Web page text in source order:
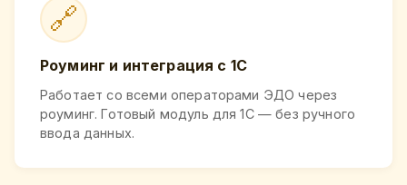
🔗
Роуминг и интеграция с 1С
Работает со всеми операторами ЭДО через
роуминг. Готовый модуль для 1С — без ручного
ввода данных.